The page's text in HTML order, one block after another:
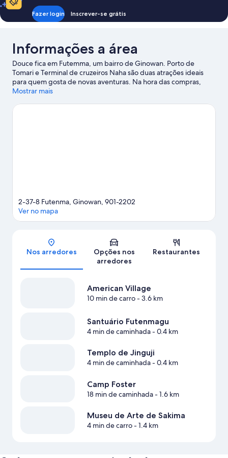
Fazer login Inscrever-se grátis
Informações a área
Douce fica em Futemma, um bairro de Ginowan. Porto de
Tomari e Terminal de cruzeiros Naha são duas atrações ideais
para quem gosta de novas aventuras. Na hora das compras,
espaços como American Village e Aeon Mall Rycom são boas
reserve um tempo para conhecer Okinawa World, uma das
Mostrar mais
Mapa
2-37-8 Futenma, Ginowan, 901-2202
Ver no mapa
Nos arredores
Opções nos
arredores
Restaurantes
American Village
10 min de carro- 3.6 km
Santuário Futenmagu
4 min de caminhada- 0.4 km
Templo de Jinguji
4 min de caminhada- 0.4 km
Camp Foster
18 min de caminhada- 1.6 km
Museu de Arte de Sakima
4 min de carro- 1.4 km